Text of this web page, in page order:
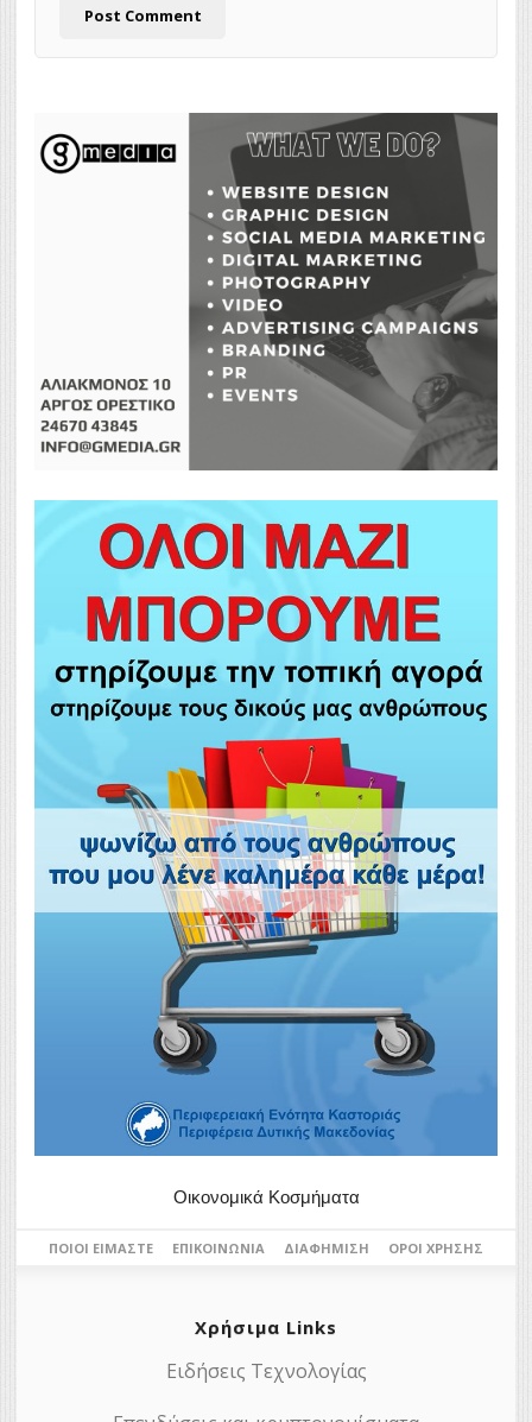
Οικονομικά Κοσμήματα
ΠΟΙΟΙ ΕΊΜΑΣΤΕ ΕΠΙΚΟΙΝΩΝΊΑ ΔΙΑΦΉΜΙΣΗ ΌΡΟΙ ΧΡΉΣΗΣ
Χρήσιμα Links
Ειδήσεις Τεχνολογίας